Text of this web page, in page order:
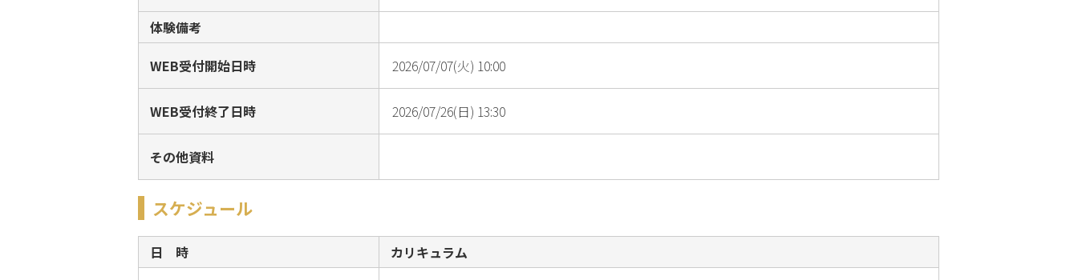
体験備考
WEB受付開始日時
2026/07/07(火) 10:00
WEB受付終了日時 2026/07/26(日) 13:30
その他資料
スケジュール
日 時
カリキュラム